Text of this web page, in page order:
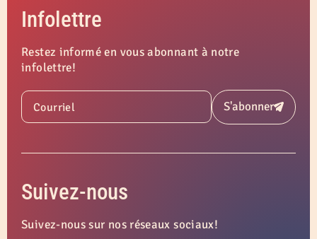
Infolettre
Restez informé en vous abonnant à notre
infolettre!
Courriel S'abonnerSoumettre
Suivez-nous
Suivez-nous sur nos réseaux sociaux!